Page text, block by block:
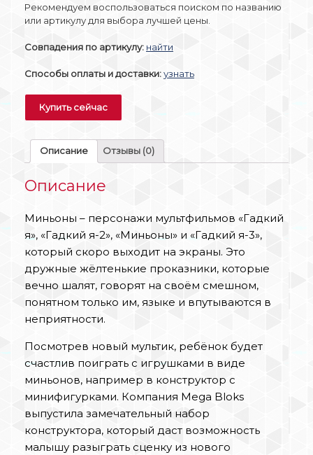
Рекомендуем воспользоваться поиском по названию
или артикулу для выбора лучшей цены.
Совпадения по артикулу: найти
Способы оплаты и доставки:узнать
Купить сейчас
Описание Отзывы (0)
Описание
Миньоны – персонажи мультфильмов «Гадкий
я», «Гадкий я-2», «Миньоны» и «Гадкий я-3»,
который скоро выходит на экраны. Это
дружные жёлтенькие проказники, которые
вечно шалят, говорят на своём смешном,
понятном только им, языке и впутываются в
неприятности.
Посмотрев новый мультик, ребёнок будет
счастлив поиграть с игрушками в виде
миньонов, например в конструктор с
минифигурками. Компания Mega Bloks
выпустила замечательный набор
конструктора, который даст возможность
малышу разыграть сценку из нового